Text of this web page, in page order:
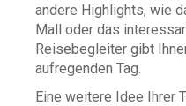
andere Highlights, wie
Mall oder das
Reisebegleiter gibt
aufregenden Tag.
Eine weitere Idee Ihrer